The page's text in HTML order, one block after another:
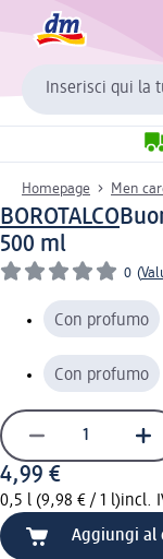
Inserisci qui la
Homepage Men
BOROTALCO
500 ml
0 (
Con profumo
Con profumo
4,99 €
0,5 l (9,98 € / 1 l)incl.
Aggiungi al